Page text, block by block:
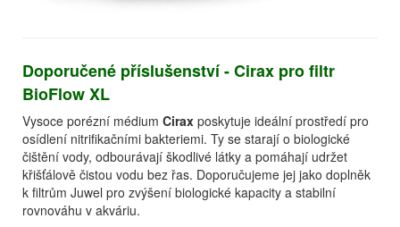
Doporučené příslušenství - Cirax pro filtr
BioFlow XL
Vysoce porézní médium Cirax poskytuje ideální prostředí pro
osídlení nitrifikačními bakteriemi. Ty se starají o biologické
čištění vody, odbourávají škodlivé látky a pomáhají udržet
křišťálově čistou vodu bez řas. Doporučujeme jej jako doplněk
k filtrům Juwel pro zvýšení biologické kapacity a stabilní
rovnováhu v akváriu.